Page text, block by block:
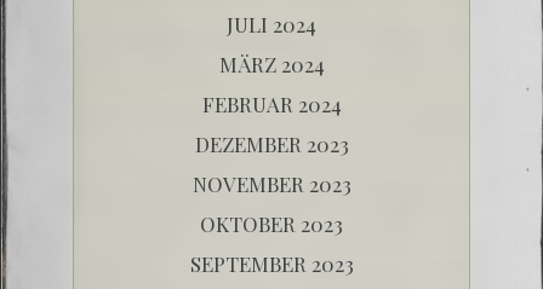
JULI 2024
MÄRZ 2024
FEBRUAR 2024
DEZEMBER 2023
NOVEMBER 2023
OKTOBER 2023
SEPTEMBER 2023